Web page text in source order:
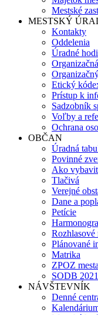
Mestské
MESTSKÝ
Kontakty
Oddelenia
Úradné
Etický
Prístup k
Sadzobník
Voľby a
Ochrana
OBČAN
Úradná
Povinné
Ako
Tlačivá
Verejné
Dane a
Petície
Rozhlasové
Plánované
Matrika
ZPOZ
SODB 2021
NÁVŠTEVNÍK
Denné